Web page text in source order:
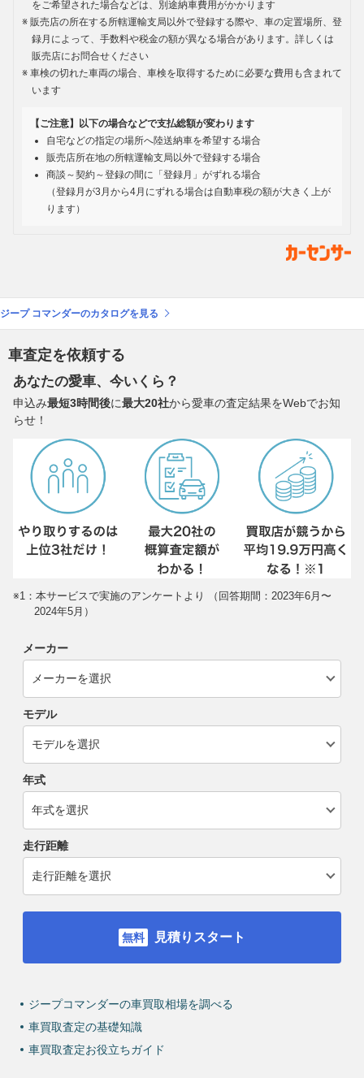
をご希望された場合などは、別途納車費用がかかります
販売店の所在する所轄運輸支局以外で登録する際や、車の定置場所、登
録月によって、手数料や税金の額が異なる場合があります。詳しくは
販売店にお問合せください
車検の切れた車両の場合、車検を取得するために必要な費用も含まれて
います
【ご注意】以下の場合などで支払総額が変わります
自宅などの指定の場所へ陸送納車を希望する場合
販売店所在地の所轄運輸支局以外で登録する場合
商談～契約～登録の間に「登録月」がずれる場合
（登録月が3月から4月にずれる場合は自動車税の額が大きく上が
ります）
ジープ コマンダーのカタログを見る
車査定を依頼する
あなたの愛車、今いくら？
申込み最短3時間後に最大20社から愛車の査定結果をWebでお知
らせ！
※1：本サービスで実施のアンケートより （回答期間：2023年6月〜
2024年5月）
メーカー
モデル
年式
走行距離
見積りスタート
ジープコマンダーの車買取相場を調べる
車買取査定の基礎知識
車買取査定お役立ちガイド